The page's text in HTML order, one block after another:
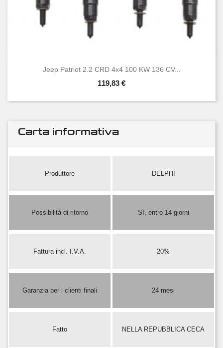
Jeep Patriot 2.2 CRD 4x4 100 KW 136 CV...
119,83 €
Carta informativa
Produttore DELPHI
Possibilità di ritorno Sì, entro 14 giorni
Fattura incl. I.V.A. 20%
Garanzia per i clienti finali 24 mesi
Fatto NELLA REPUBBLICA CECA